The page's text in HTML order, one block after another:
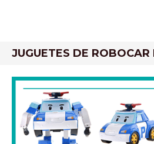
JUGUETES DE ROBOCAR